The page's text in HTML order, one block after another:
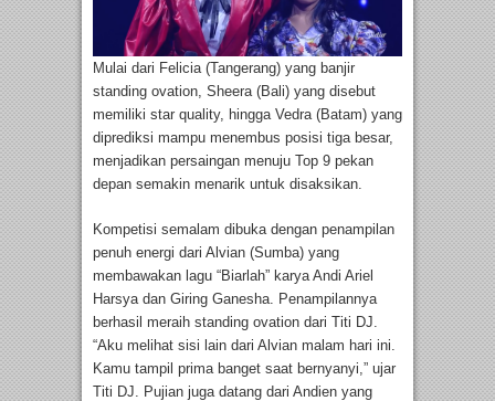
Mulai dari Felicia (Tangerang) yang banjir
standing ovation, Sheera (Bali) yang disebut
memiliki star quality, hingga Vedra (Batam) yang
diprediksi mampu menembus posisi tiga besar,
menjadikan persaingan menuju Top 9 pekan
depan semakin menarik untuk disaksikan.
Kompetisi semalam dibuka dengan penampilan
penuh energi dari Alvian (Sumba) yang
membawakan lagu “Biarlah” karya Andi Ariel
Harsya dan Giring Ganesha. Penampilannya
berhasil meraih standing ovation dari Titi DJ.
“Aku melihat sisi lain dari Alvian malam hari ini.
Kamu tampil prima banget saat bernyanyi,” ujar
Titi DJ. Pujian juga datang dari Andien yang